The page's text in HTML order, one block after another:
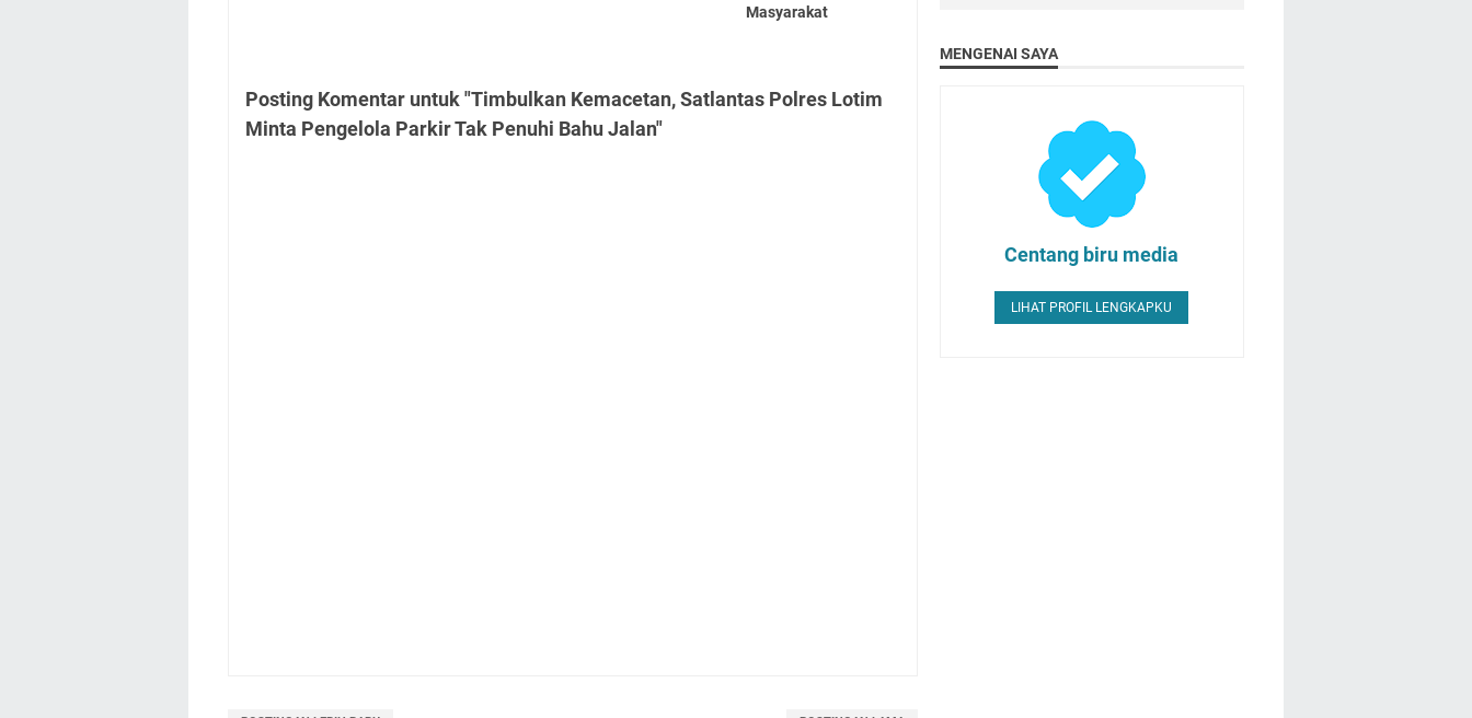
Masyarakat
Posting Komentar untuk "Timbulkan Kemacetan, Satlantas Polres Lotim
Minta Pengelola Parkir Tak Penuhi Bahu Jalan"
MENGENAI SAYA
Centang biru media
LIHAT PROFIL LENGKAPKU